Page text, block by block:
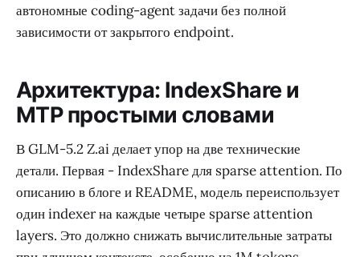
автономные coding-agent задачи без полной
зависимости от закрытого endpoint.
Архитектура: IndexShare и
MTP простыми словами
В GLM-5.2 Z.ai делает упор на две технические
детали. Первая - IndexShare для sparse attention. По
описанию в блоге и README, модель переиспользует
один indexer на каждые четыре sparse attention
layers. Это должно снижать вычислительные затраты